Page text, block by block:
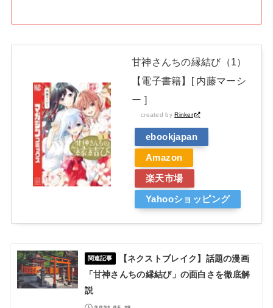
甘神さんちの縁結び（1）
【電子書籍】[ 内藤マーシ
ー ]
created by Rinker
ebookjapan
Amazon
楽天市場
Yahooショッピング
関連記事
【ネクストブレイク】話題の漫画
「甘神さんちの縁結び」の面白さを徹底解
説